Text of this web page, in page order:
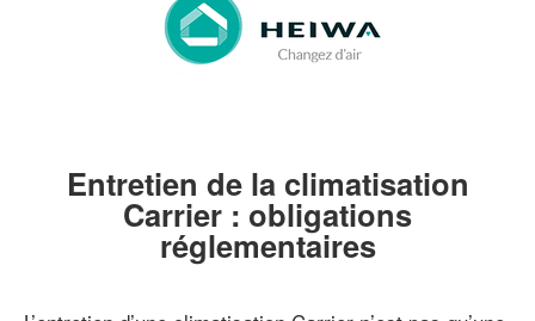
Entretien de la climatisation
Carrier : obligations
réglementaires